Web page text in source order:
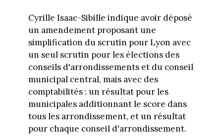
Cyrille Isaac-Sibille indique avoir déposé
un amendement proposant une
simplification du scrutin pour Lyon avec
un seul scrutin pour les élections des
conseils d'arrondissements et du conseil
municipal central, mais avec des
comptabilités : un résultat pour les
municipales additionnant le score dans
tous les arrondissement, et un résultat
pour chaque conseil d'arrondissement.